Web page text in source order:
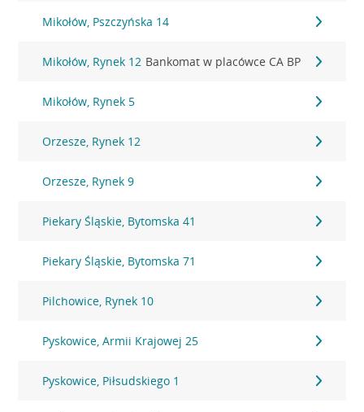
Mikołów, Pszczyńska 14
Mikołów, Rynek 12 Bankomat w placówce CA BP
Mikołów, Rynek 5
Orzesze, Rynek 12
Orzesze, Rynek 9
Piekary Śląskie, Bytomska 41
Piekary Śląskie, Bytomska 71
Pilchowice, Rynek 10
Pyskowice, Armii Krajowej 25
Pyskowice, Piłsudskiego 1